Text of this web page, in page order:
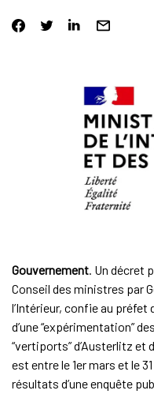
Gouvernement. Un décret
Conseil des ministres par
l’Intérieur, confie au
d’une “expérimentation”
“vertiports” d’Austerlitz et
est entre le 1er mars et le
résultats d’une enquête